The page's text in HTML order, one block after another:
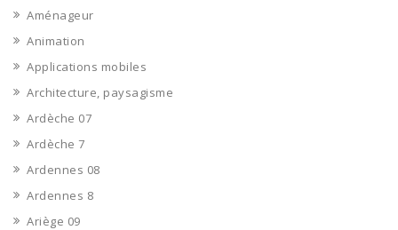
Aménageur
Animation
Applications mobiles
Architecture, paysagisme
Ardèche 07
Ardèche 7
Ardennes 08
Ardennes 8
Ariège 09